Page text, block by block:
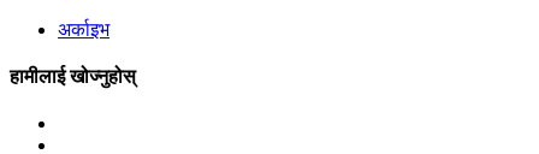
अर्काइभ
हामीलाई खोज्नुहोस्